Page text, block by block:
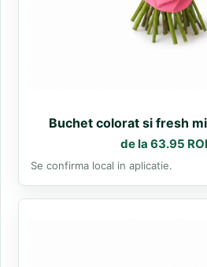
Buchet colorat si fresh
de la 63.95
Se confirma local in aplicatie.